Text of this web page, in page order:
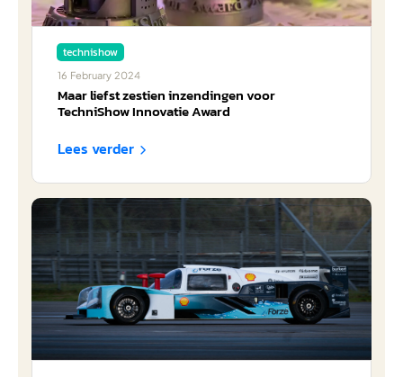
technishow
16 February 2024
Maar liefst zestien inzendingen voor
TechniShow Innovatie Award
Lees verder 